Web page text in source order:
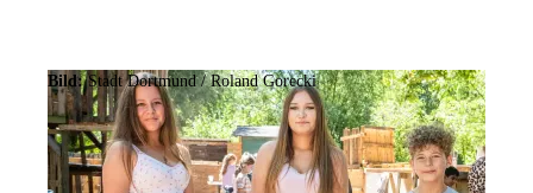
Bild:Stadt Dortmund / Roland Gorecki